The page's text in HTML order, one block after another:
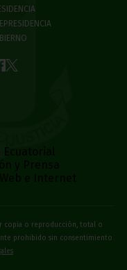
copia o reproducción, total o
prohibido sin consentimiento